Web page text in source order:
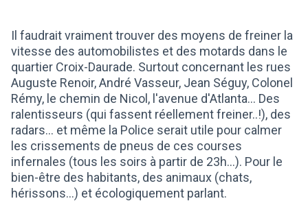
Il faudrait vraiment trouver des moyens de freiner la
vitesse des automobilistes et des motards dans le
quartier Croix-Daurade. Surtout concernant les rues
Auguste Renoir, André Vasseur, Jean Séguy, Colonel
Rémy, le chemin de Nicol, l'avenue d'Atlanta... Des
ralentisseurs (qui fassent réellement freiner..!), des
radars... et même la Police serait utile pour calmer
les crissements de pneus de ces courses
infernales (tous les soirs à partir de 23h...). Pour le
bien-être des habitants, des animaux (chats,
hérissons...) et écologiquement parlant.